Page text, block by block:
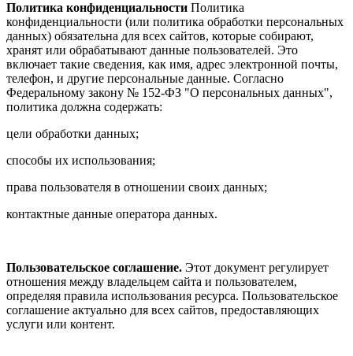
Политика конфиденциальности Политика
конфиденциальности (или политика обработки персональных
данных) обязательна для всех сайтов, которые собирают,
хранят или обрабатывают данные пользователей. Это
включает такие сведения, как имя, адрес электронной почты,
телефон, и другие персональные данные. Согласно
Федеральному закону № 152-ФЗ "О персональных данных",
политика должна содержать:
цели обработки данных;
способы их использования;
права пользователя в отношении своих данных;
контактные данные оператора данных.
Пользовательское соглашение. Этот документ регулирует
отношения между владельцем сайта и пользователем,
определяя правила использования ресурса. Пользовательское
соглашение актуально для всех сайтов, предоставляющих
услуги или контент.